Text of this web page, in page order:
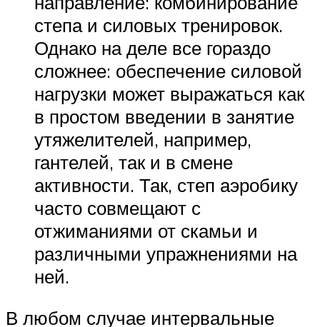
степа и силовых тренировок.
Однако на деле все гораздо
сложнее: обеспечение силовой
нагрузки может выражаться как
в простом введении в занятие
утяжелителей, например,
гантелей, так и в смене
активности. Так, степ аэробику
часто совмещают с
отжиманиями от скамьи и
различными упражнениями на
ней.
В любом случае интервальные